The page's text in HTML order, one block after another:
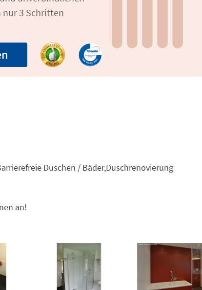
nur 3 Schritten
Duschen / Bäder,Duschrenovierung
an!